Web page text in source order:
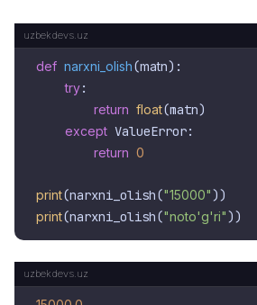
def narxni_olish(matn):
try:
return float(matn)
except ValueError:
return 0
print(narxni_olish("15000"
print(narxni_olish("noto'g'ri"